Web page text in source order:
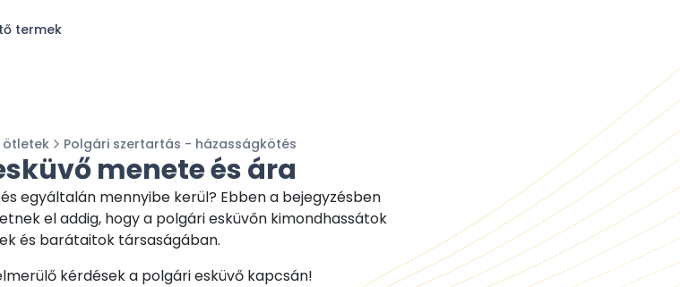
termek
ötletek Polgári szertartás - házasságkötés
menete és ára
egyáltalán mennyibe kerül? Ebben a bejegyzésben
el addig, hogy a polgári esküvőn kimondhassátok
és barátaitok társaságában.
kérdések a polgári esküvő kapcsán!